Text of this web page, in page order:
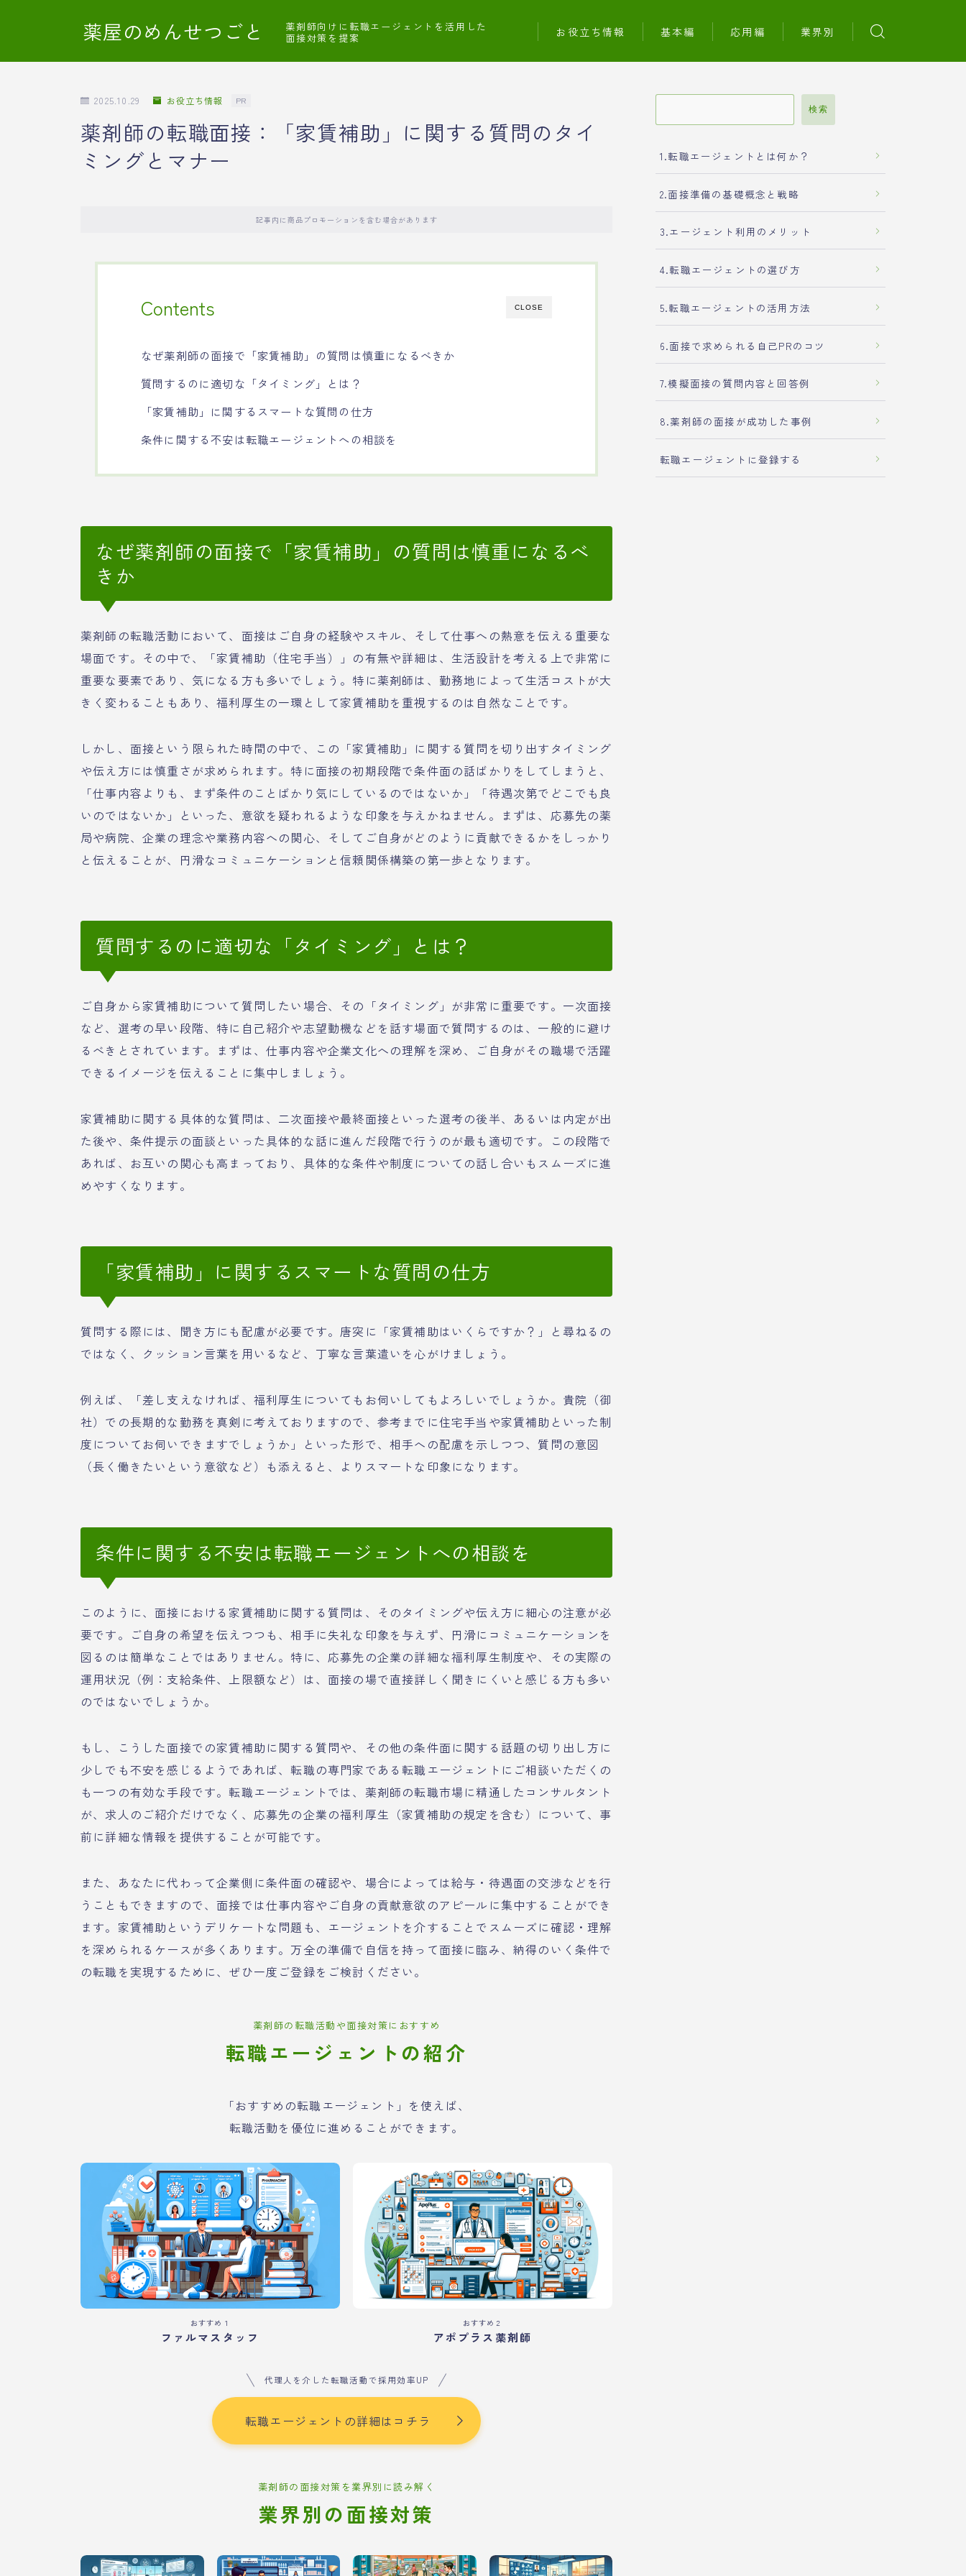
薬屋のめんせつごと
薬剤師向けに転職エージェントを活用した
面接対策を提案
お役立ち情報 基本編 応用編 業界別
2025.10.29 お役立ち情報 PR
薬剤師の転職面接：「家賃補助」に関する質問のタイ
ミングとマナー
記事内に商品プロモーションを含む場合があります
CLOSE
Contents
なぜ薬剤師の面接で「家賃補助」の質問は慎重になるべきか
質問するのに適切な「タイミング」とは？
「家賃補助」に関するスマートな質問の仕方
条件に関する不安は転職エージェントへの相談を
なぜ薬剤師の面接で「家賃補助」の質問は慎重になるべ
きか
薬剤師の転職活動において、面接はご自身の経験やスキル、そして仕事への熱意を伝える重要な
場面です。その中で、「家賃補助（住宅手当）」の有無や詳細は、生活設計を考える上で非常に
重要な要素であり、気になる方も多いでしょう。特に薬剤師は、勤務地によって生活コストが大
きく変わることもあり、福利厚生の一環として家賃補助を重視するのは自然なことです。
しかし、面接という限られた時間の中で、この「家賃補助」に関する質問を切り出すタイミング
や伝え方には慎重さが求められます。特に面接の初期段階で条件面の話ばかりをしてしまうと、
「仕事内容よりも、まず条件のことばかり気にしているのではないか」「待遇次第でどこでも良
いのではないか」といった、意欲を疑われるような印象を与えかねません。まずは、応募先の薬
局や病院、企業の理念や業務内容への関心、そしてご自身がどのように貢献できるかをしっかり
と伝えることが、円滑なコミュニケーションと信頼関係構築の第一歩となります。
質問するのに適切な「タイミング」とは？
ご自身から家賃補助について質問したい場合、その「タイミング」が非常に重要です。一次面接
など、選考の早い段階、特に自己紹介や志望動機などを話す場面で質問するのは、一般的に避け
るべきとされています。まずは、仕事内容や企業文化への理解を深め、ご自身がその職場で活躍
できるイメージを伝えることに集中しましょう。
家賃補助に関する具体的な質問は、二次面接や最終面接といった選考の後半、あるいは内定が出
た後や、条件提示の面談といった具体的な話に進んだ段階で行うのが最も適切です。この段階で
あれば、お互いの関心も高まっており、具体的な条件や制度についての話し合いもスムーズに進
めやすくなります。
「家賃補助」に関するスマートな質問の仕方
質問する際には、聞き方にも配慮が必要です。唐突に「家賃補助はいくらですか？」と尋ねるの
ではなく、クッション言葉を用いるなど、丁寧な言葉遣いを心がけましょう。
例えば、「差し支えなければ、福利厚生についてもお伺いしてもよろしいでしょうか。貴院（御
社）での長期的な勤務を真剣に考えておりますので、参考までに住宅手当や家賃補助といった制
度についてお伺いできますでしょうか」といった形で、相手への配慮を示しつつ、質問の意図
（長く働きたいという意欲など）も添えると、よりスマートな印象になります。
条件に関する不安は転職エージェントへの相談を
このように、面接における家賃補助に関する質問は、そのタイミングや伝え方に細心の注意が必
要です。ご自身の希望を伝えつつも、相手に失礼な印象を与えず、円滑にコミュニケーションを
図るのは簡単なことではありません。特に、応募先の企業の詳細な福利厚生制度や、その実際の
運用状況（例：支給条件、上限額など）は、面接の場で直接詳しく聞きにくいと感じる方も多い
のではないでしょうか。
もし、こうした面接での家賃補助に関する質問や、その他の条件面に関する話題の切り出し方に
少しでも不安を感じるようであれば、転職の専門家である転職エージェントにご相談いただくの
も一つの有効な手段です。転職エージェントでは、薬剤師の転職市場に精通したコンサルタント
が、求人のご紹介だけでなく、応募先の企業の福利厚生（家賃補助の規定を含む）について、事
前に詳細な情報を提供することが可能です。
また、あなたに代わって企業側に条件面の確認や、場合によっては給与・待遇面の交渉などを行
うこともできますので、面接では仕事内容やご自身の貢献意欲のアピールに集中することができ
ます。家賃補助というデリケートな問題も、エージェントを介することでスムーズに確認・理解
を深められるケースが多くあります。万全の準備で自信を持って面接に臨み、納得のいく条件で
の転職を実現するために、ぜひ一度ご登録をご検討ください。
薬剤師の転職活動や面接対策におすすめ
転職エージェントの紹介
「おすすめの転職エージェント」を使えば、
転職活動を優位に進めることができます。
おすすめ１
ファルマスタッフ
おすすめ２
アポプラス薬剤師
代理人を介した転職活動で採用効率UP
転職エージェントの詳細はコチラ
薬剤師の面接対策を業界別に読み解く
業界別の面接対策
検索
1.転職エージェントとは何か？
2.面接準備の基礎概念と戦略
3.エージェント利用のメリット
4.転職エージェントの選び方
5.転職エージェントの活用方法
6.面接で求められる自己PRのコツ
7.模擬面接の質問内容と回答例
8.薬剤師の面接が成功した事例
転職エージェントに登録する